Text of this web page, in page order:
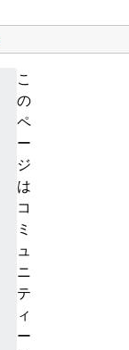
こ
の
ペ
ー
ジ
は
コ
ミ
ュ
ニ
テ
ィ
ー